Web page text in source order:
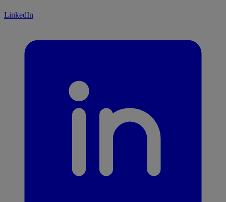
LinkedIn